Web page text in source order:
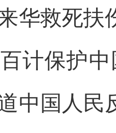
华救死扶
计保护
中国人民